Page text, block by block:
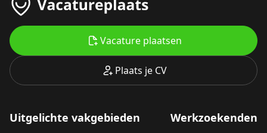
Plaats je CV
Vacature plaatsen
Uitgelichte vakgebieden Werkzoekenden